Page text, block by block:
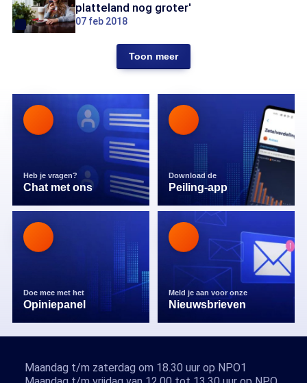
platteland nog groter'
07 feb 2018
Toon meer
Heb je vragen?
Chat met ons
Download de
Peiling-app
Doe mee met het
Opiniepanel
Meld je aan voor onze
Nieuwsbrieven
Maandag t/m zaterdag om 18.30 uur op NPO1